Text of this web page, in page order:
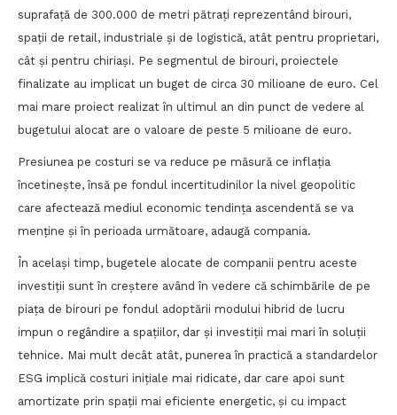
suprafață de 300.000 de metri pătrați reprezentând birouri,
spații de retail, industriale și de logistică, atât pentru proprietari,
cât și pentru chiriași. Pe segmentul de birouri, proiectele
finalizate au implicat un buget de circa 30 milioane de euro. Cel
mai mare proiect realizat în ultimul an din punct de vedere al
bugetului alocat are o valoare de peste 5 milioane de euro.
Presiunea pe costuri se va reduce pe măsură ce inflația
încetinește, însă pe fondul incertitudinilor la nivel geopolitic
care afectează mediul economic tendința ascendentă se va
menține și în perioada următoare, adaugă compania.
În același timp, bugetele alocate de companii pentru aceste
investiții sunt în creștere având în vedere că schimbările de pe
piața de birouri pe fondul adoptării modului hibrid de lucru
impun o regândire a spațiilor, dar și investiții mai mari în soluții
tehnice. Mai mult decât atât, punerea în practică a standardelor
ESG implică costuri inițiale mai ridicate, dar care apoi sunt
amortizate prin spații mai eficiente energetic, și cu impact